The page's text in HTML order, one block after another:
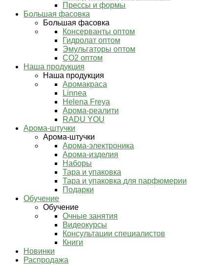
Прессы и формы
Большая фасовка
Большая фасовка
Консерванты оптом
Гидролат оптом
Эмульгаторы оптом
СО2 оптом
Наша продукция
Наша продукция
Аромакраса
Linnea
Helena Freya
Арома-реалити
RADU YOU
Арома-штучки
Арома-штучки
Арома-электроника
Арома-изделия
Наборы
Тара и упаковка
Тара и упаковка для парфюмерии
Подарки
Обучение
Обучение
Очные занятия
Видеокурсы
Консультации специалистов
Книги
Новинки
Распродажа